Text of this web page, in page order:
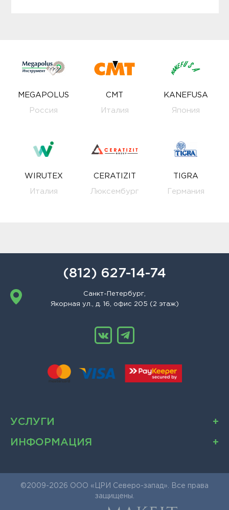
MEGAPOLUS
Россия
CMT
Италия
KANEFUSA
Япония
WIRUTEX
Италия
CERATIZIT
Люксембург
TIGRA
Германия
(812) 627-14-74
Санкт-Петербург,
Якорная ул., д. 16, офис 205 (2 этаж)
УСЛУГИ
ИНФОРМАЦИЯ
©2009-2026 ООО «ЦРИ Северо-запад». Все права
защищены.